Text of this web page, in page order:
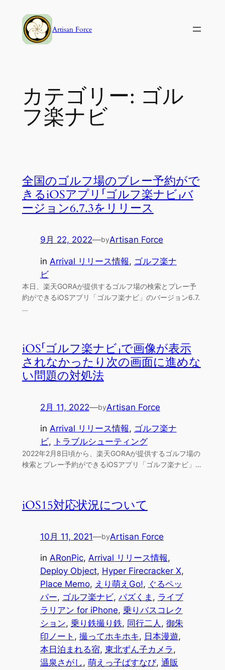
Artisan Force
カテゴリー: ゴル
フ楽ナビ
全国のゴルフ場のブレー予約がで
きるiOSアプリ「ゴルフ楽ナビ」バ
ージョン6.7.3をリリース
9月 22, 2022—byArtisan Force
in Arrival リリース情報, ゴルフ楽ナ
ビ
本日、楽天GORAが提供するゴルフ場の検索とプレー予
約ができるiOSアプリ「ゴルフ楽ナビ」のバージョン6.7.
…
iOS「ゴルフ楽ナビ」で画像が表示
されなかったり次の画面に進めな
い問題の対処法
2月 11, 2022—byArtisan Force
in Arrival リリース情報, ゴルフ楽ナ
ビ, トラブルシューティング
2022年2月8日頃から、楽天GORAが提供するゴルフ場の
検索とプレー予約ができるiOSアプリ「ゴルフ楽ナビ」…
iOS15対応状況について
10月 11, 2021—byArtisan Force
in ARonPic, Arrival リリース情報
Deploy Object, Hyper Firecracker X
Place Memo, えり萌えGo!, ぐるペッ
パー, ゴルフ楽ナビ, パズくま , ライブ
ラリアン for iPhone, 乗りバスコレク
ション, 乗り鉄撮り鉄, 同行二人 , 御朱
印ノート , 撮ってホキホキ, 日本漫遊
本日泊まれる宿, 東北ずん子カメラ
温泉さがし, 萌えっ子ばすなび, 通販